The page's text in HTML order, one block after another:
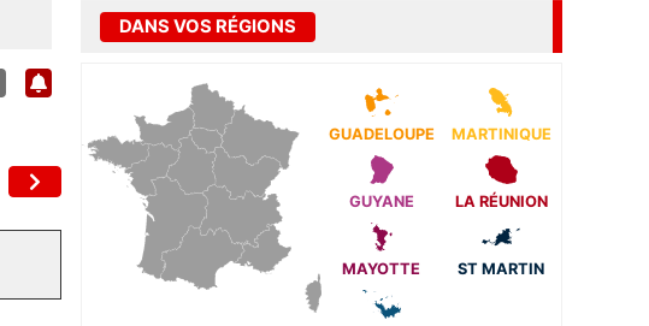
DANS VOS RÉGIONS
GUADELOUPE MARTINIQUE
GUYANE LA RÉUNION
MAYOTTE ST MARTIN